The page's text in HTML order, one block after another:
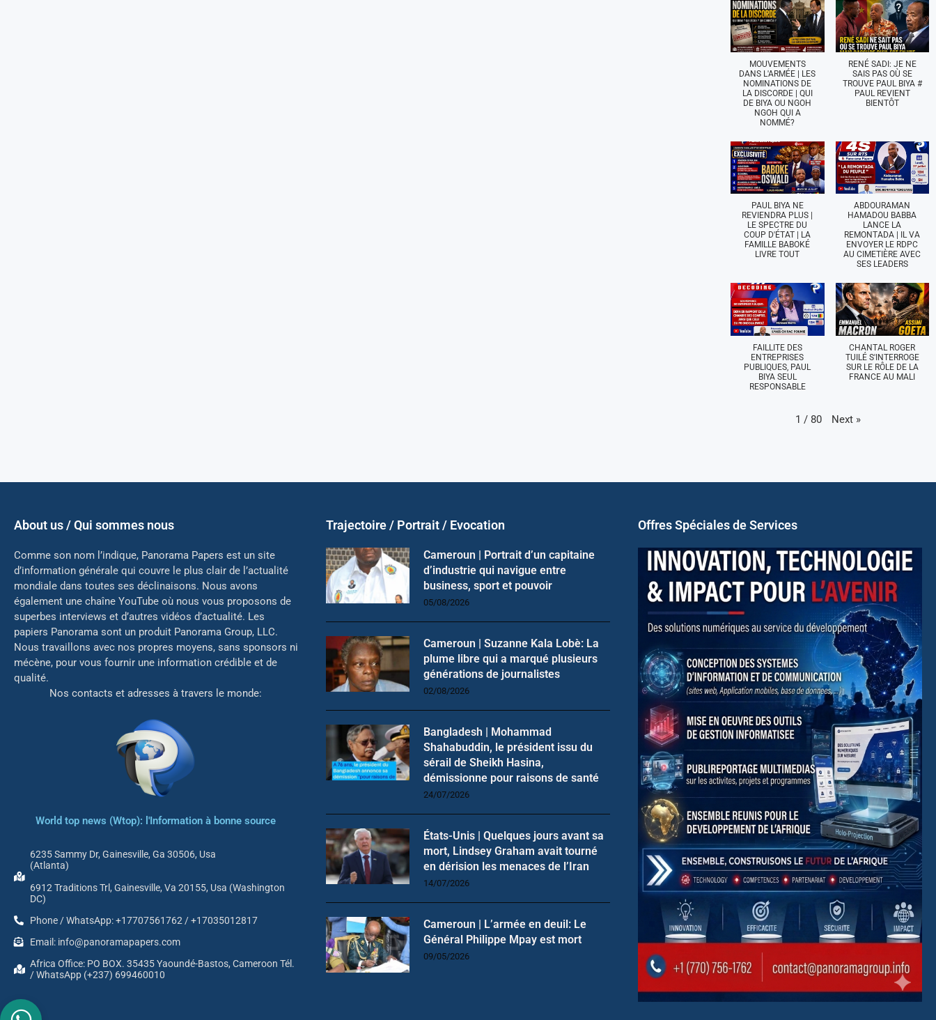
MOUVEMENTS
DANS L'ARMÉE | LES
NOMINATIONS DE
LA DISCORDE | QUI
DE BIYA OU NGOH
NGOH QUI A
NOMMÉ?
RENÉ SADI: JE NE
SAIS PAS OÙ SE
TROUVE PAUL BIYA #
PAUL REVIENT
BIENTÔT
PAUL BIYA NE
REVIENDRA PLUS |
LE SPECTRE DU
COUP D'ÉTAT | LA
FAMILLE BABOKÉ
LIVRE TOUT
ABDOURAMAN
HAMADOU BABBA
LANCE LA
REMONTADA | IL VA
ENVOYER LE RDPC
AU CIMETIÈRE AVEC
SES LEADERS
FAILLITE DES
ENTREPRISES
PUBLIQUES, PAUL
BIYA SEUL
RESPONSABLE
CHANTAL ROGER
TUILÉ S'INTERROGE
SUR LE RÔLE DE LA
FRANCE AU MALI
1 / 80 Next »
About us / Qui sommes nous
Comme son nom l’indique, Panorama Papers est un site
d’information générale qui couvre le plus clair de l’actualité
mondiale dans toutes ses déclinaisons. Nous avons
également une chaîne YouTube où nous vous proposons de
superbes interviews et d’autres vidéos d’actualité. Les
papiers Panorama sont un produit Panorama Group, LLC.
Nous travaillons avec nos propres moyens, sans sponsors ni
mécène, pour vous fournir une information crédible et de
qualité.
Nos contacts et adresses à travers le monde:
World top news (Wtop): l'Information à bonne source
6235 Sammy Dr, Gainesville, Ga 30506, Usa
(Atlanta)
6912 Traditions Trl, Gainesville, Va 20155, Usa (Washington
DC)
Phone / WhatsApp: +17707561762 / +17035012817
Email: info@panoramapapers.com
Africa Office: PO BOX. 35435 Yaoundé-Bastos, Cameroon Tél.
/ WhatsApp (+237) 699460010
Trajectoire / Portrait / Evocation
Cameroun | Portrait d’un capitaine
d’industrie qui navigue entre
business, sport et pouvoir
05/08/2026
Cameroun | Suzanne Kala Lobè: La
plume libre qui a marqué plusieurs
générations de journalistes
02/08/2026
Bangladesh | Mohammad
Shahabuddin, le président issu du
sérail de Sheikh Hasina,
démissionne pour raisons de santé
24/07/2026
États-Unis | Quelques jours avant sa
mort, Lindsey Graham avait tourné
en dérision les menaces de l’Iran
14/07/2026
Cameroun | L’armée en deuil: Le
Général Philippe Mpay est mort
09/05/2026
Offres Spéciales de Services